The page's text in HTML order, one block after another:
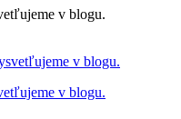
v blogu.
v blogu.